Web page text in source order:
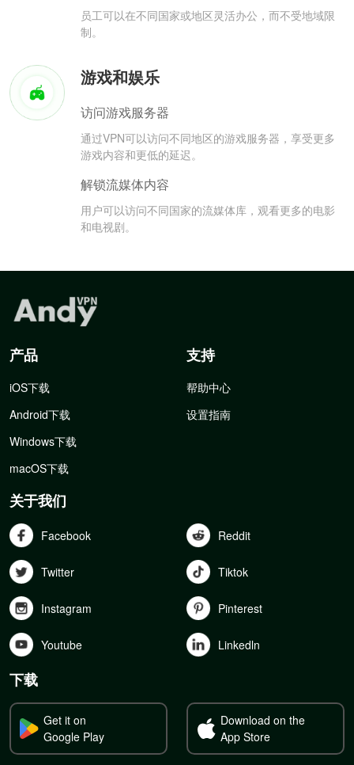
员工可以在不同国家或地区灵活办公，而不受地域限
制。
游戏和娱乐
访问游戏服务器
通过VPN可以访问不同地区的游戏服务器，享受更多
游戏内容和更低的延迟。
解锁流媒体内容
用户可以访问不同国家的流媒体库，观看更多的电影
和电视剧。
产品
iOS下载
Android下载
Windows下载
macOS下载
支持
帮助中心
设置指南
关于我们
Facebook Reddit
Twitter Tiktok
Instagram Pinterest
Youtube Linkedln
下载
Get it on
Google Play
Download on the
App Store